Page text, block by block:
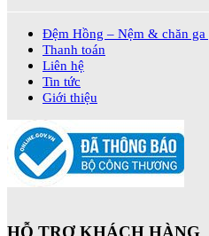
Đệm Hồng – Nệm & chăn
Thanh toán
Liên hệ
Tin tức
Giới thiệu